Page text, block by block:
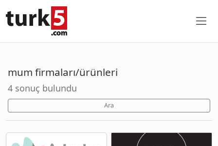
mum firmaları/ürünleri
4 sonuç bulundu
Ara